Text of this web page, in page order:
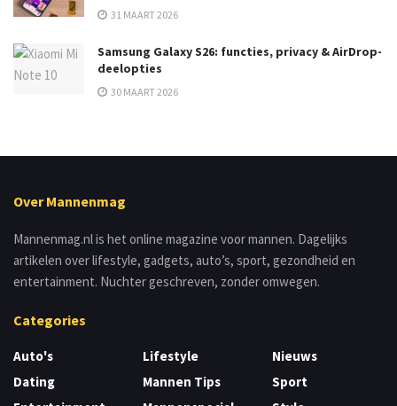
31 MAART 2026
Samsung Galaxy S26: functies, privacy & AirDrop-
deelopties
30 MAART 2026
Over Mannenmag
Mannenmag.nl is het online magazine voor mannen. Dagelijks
artikelen over lifestyle, gadgets, auto’s, sport, gezondheid en
entertainment. Nuchter geschreven, zonder omwegen.
Categories
Auto's
Dating
Lifestyle
Mannen Tips
Nieuws
Sport